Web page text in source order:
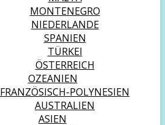
MONTENEGRO
NIEDERLANDE
SPANIEN
TÜRKEI
ÖSTERREICH
OZEANIEN
FRANZÖSISCH-POLYNESIEN
AUSTRALIEN
ASIEN